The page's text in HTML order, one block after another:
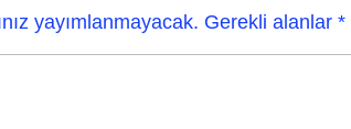
yayımlanmayacak. Gerekli alanlar *